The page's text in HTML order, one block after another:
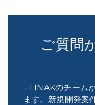
ご質問
- LINAKのチーム
ます。新規開発案